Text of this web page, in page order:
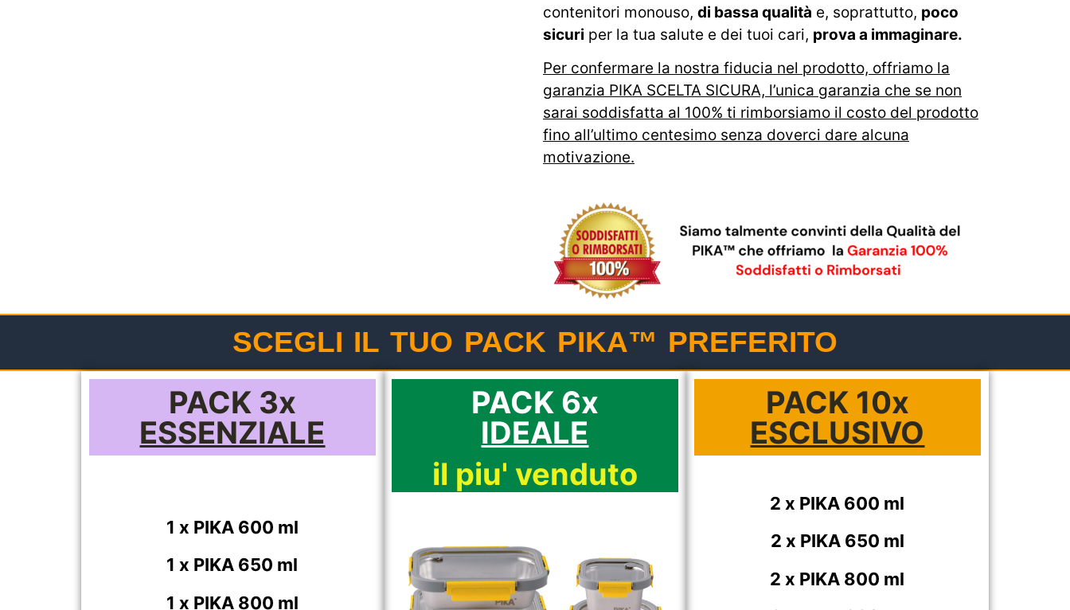
contenitori monouso, di bassa qualità e, soprattutto, poco
sicuri per la tua salute e dei tuoi cari, prova a immaginare.
Per confermare la nostra fiducia nel prodotto, offriamo la
garanzia PIKA SCELTA SICURA, l’unica garanzia che se non
sarai soddisfatta al 100% ti rimborsiamo il costo del prodotto
fino all’ultimo centesimo senza doverci dare alcuna
motivazione.
SCEGLI IL TUO PACK PIKA™ PREFERITO
PACK 3x
ESSENZIALE
1 x PIKA 600 ml
1 x PIKA 650 ml
1 x PIKA 800 ml
PACK 6x
IDEALE
il piu' venduto
PACK 10x
ESCLUSIVO
2 x PIKA 600 ml
2 x PIKA 650 ml
2 x PIKA 800 ml